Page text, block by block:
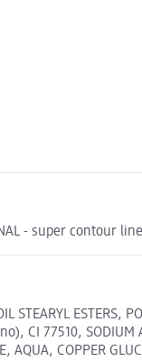
- super contour
STEARYL ESTERS,
CI 77510, SODIUM
AQUA, COPPER